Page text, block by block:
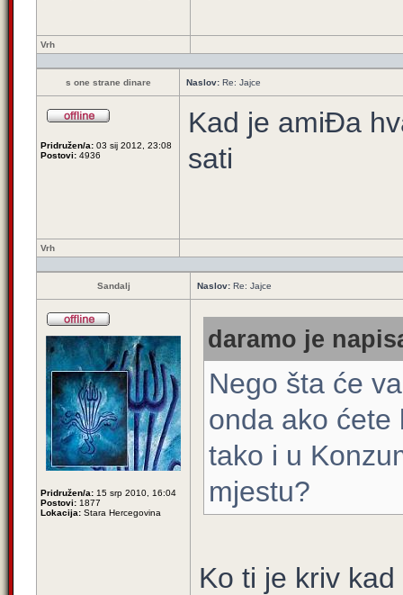
Vrh
s one strane dinare Naslov: Re: Jajce
Pridružen/a: 03 sij 2012, 23:08
Postovi: 4936
Kad je amiĐa
sati
Vrh
Sandalj Naslov: Re: Jajce
Pridružen/a: 15 srp 2010, 16:04
Postovi: 1877
Lokacija: Stara Hercegovina
daramo je
Nego šta će
onda ako ćete
tako i u
mjestu?
Ko ti je kriv